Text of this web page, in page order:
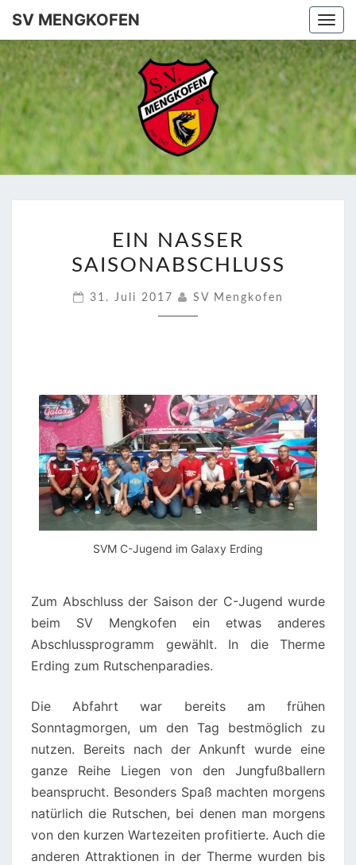
SV MENGKOFEN
SV
NASSER
SAISONABSCHLUSS
EIN NASSER
SAISONABSCHLUSS
31. Juli 2017 SV Mengkofen
SVM C-Jugend im Galaxy Erding
Zum Abschluss der Saison der C-Jugend wurde
beim SV Mengkofen ein etwas anderes
Abschlussprogramm gewählt. In die Therme
Erding zum Rutschenparadies.
Die Abfahrt war bereits am frühen
Sonntagmorgen, um den Tag bestmöglich zu
nutzen. Bereits nach der Ankunft wurde eine
ganze Reihe Liegen von den Jungfußballern
beansprucht. Besonders Spaß machten morgens
natürlich die Rutschen, bei denen man morgens
von den kurzen Wartezeiten profitierte. Auch die
anderen Attraktionen in der Therme wurden bis